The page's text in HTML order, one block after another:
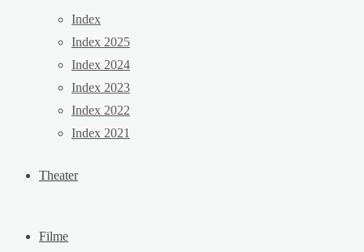
Index
Index 2025
Index 2024
Index 2023
Index 2022
Index 2021
Theater
Filme